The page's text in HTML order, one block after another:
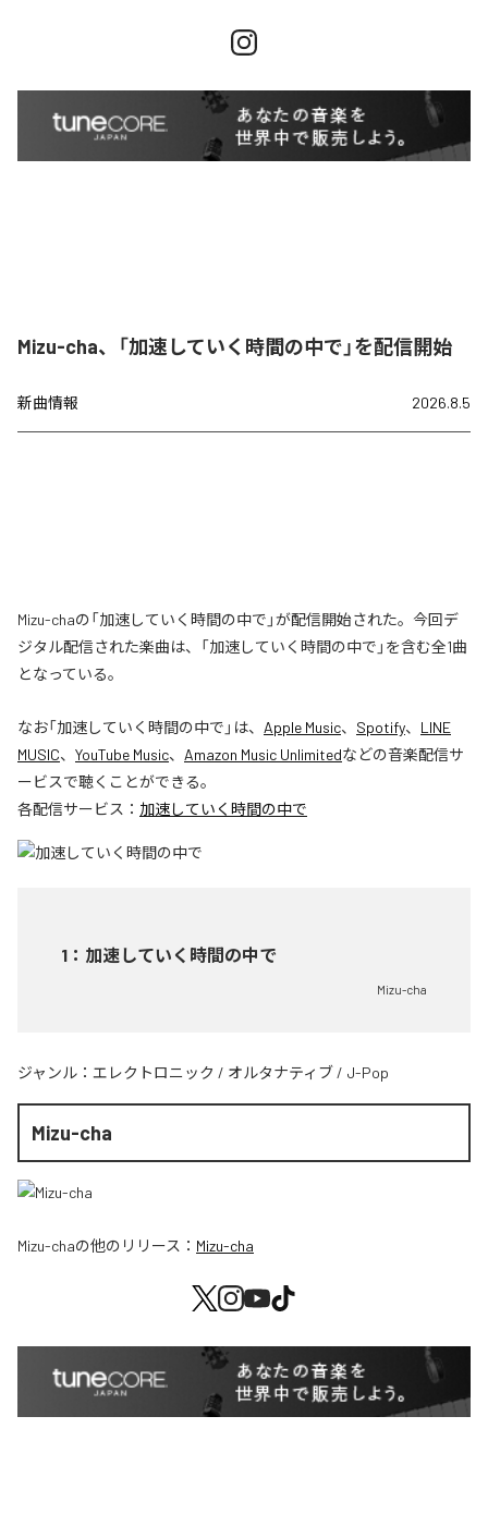
Mizu-cha、「加速していく時間の中で」を配信開始
新曲情報 2026.8.5
Mizu-chaの「加速していく時間の中で」が配信開始された。今回デ
ジタル配信された楽曲は、「加速していく時間の中で」を含む全1曲
となっている。
なお「加速していく時間の中で 」は、 Apple Music、 Spotify、 LINE
MUSIC、 YouTube Music、 Amazon Music Unlimitedなどの音楽配信サ
ービスで聴くことができる。
各配信サービス： 加速していく時間の中で
1 ： 加速していく時間の中で
Mizu-cha
ジャンル： エレクトロニック / オルタナティブ / J-Pop
Mizu-cha
Mizu-chaの他のリリース： Mizu-cha